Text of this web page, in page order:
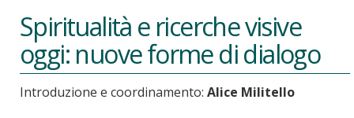
Spiritualità e ricerche visive
oggi: nuove forme di dialogo
Introduzione e coordinamento: Alice Militello